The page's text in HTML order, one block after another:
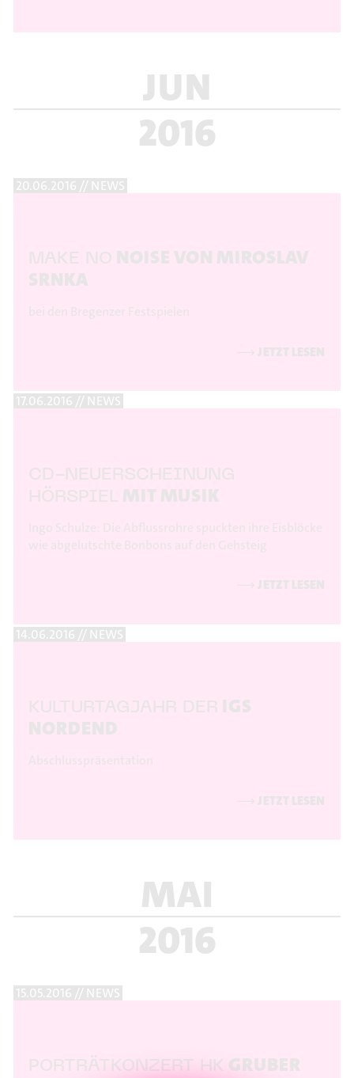
JUN
2016
20.06.2016 // NEWS
MAKE NO NOISE VON MIROSLAV
SRNKA
bei den Bregenzer Festspielen
⟶ JETZT LESEN
17.06.2016 // NEWS
CD-NEUERSCHEINUNG
HÖRSPIEL MIT MUSIK
Ingo Schulze: Die Abflussrohre spuckten ihre Eisblöcke
wie abgelutschte Bonbons auf den Gehsteig
⟶ JETZT LESEN
14.06.2016 // NEWS
KULTURTAGJAHR DER IGS
NORDEND
Abschlusspräsentation
⟶ JETZT LESEN
MAI
2016
15.05.2016 // NEWS
PORTRÄTKONZERT HK GRUBER